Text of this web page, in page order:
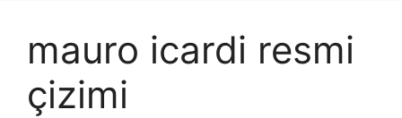
mauro icardi resmi
çizimi